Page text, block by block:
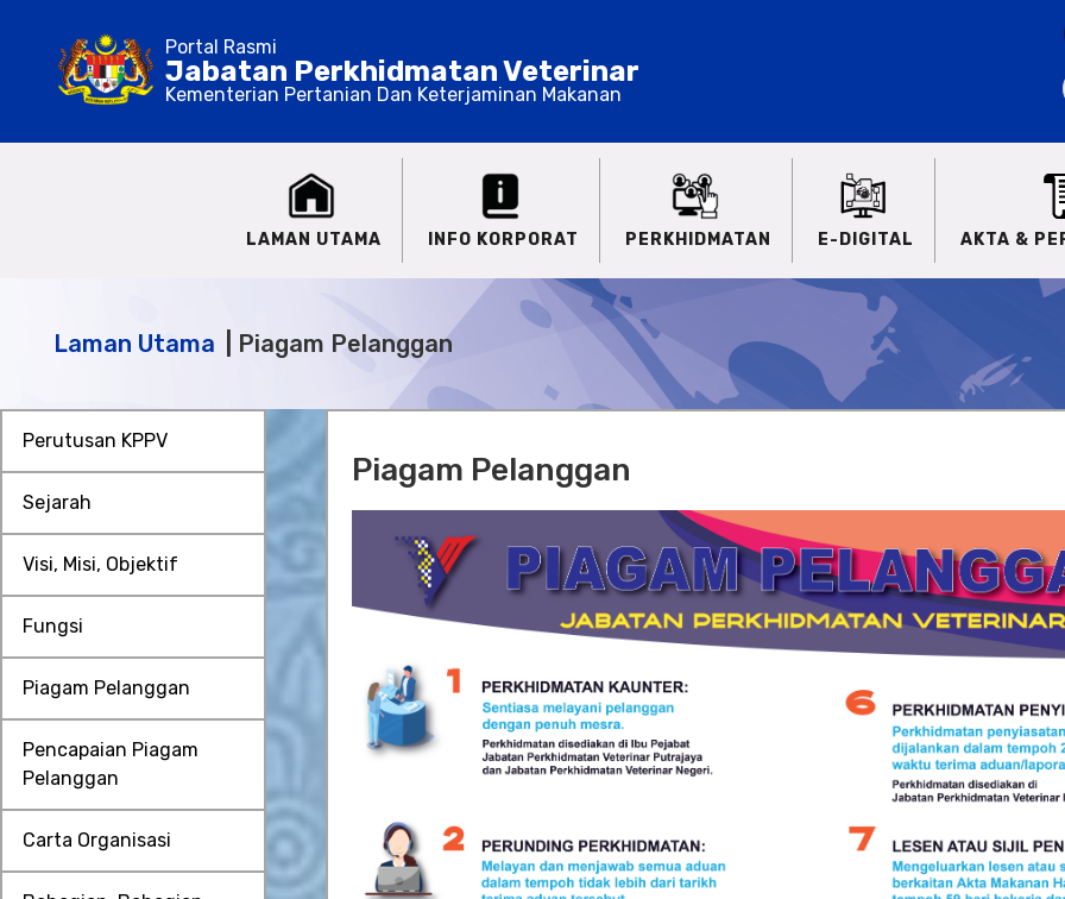
Portal Rasmi
Jabatan Perkhidmatan Veterinar
Kementerian Pertanian Dan Keterjaminan Makanan
LAMAN UTAMA INFO KORPORAT PERKHIDMATAN E-DIGITAL AKTA &
Laman Utama Piagam Pelanggan
Perutusan KPPV
Sejarah
Visi, Misi, Objektif
Fungsi
Piagam Pelanggan
Pencapaian Piagam
Pelanggan
Carta Organisasi
Piagam Pelanggan